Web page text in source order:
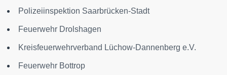
Polizeiinspektion Saarbrücken-Stadt
Feuerwehr Drolshagen
Kreisfeuerwehrverband Lüchow-Dannenberg e.V.
Feuerwehr Bottrop